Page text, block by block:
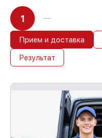
1
Прием и доставка
Результат